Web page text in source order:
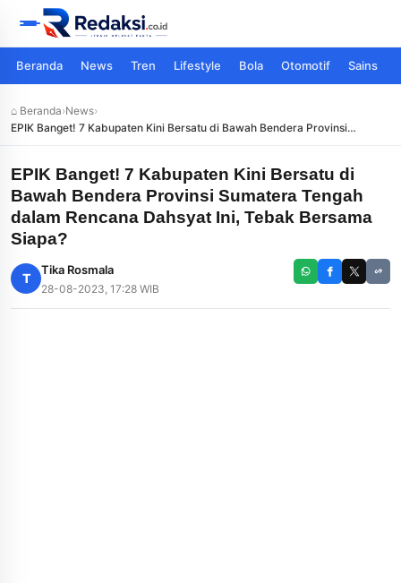
Beranda News Tren Lifestyle Bola Otomotif Sains
⌂ Beranda›News›
EPIK Banget! 7 Kabupaten Kini Bersatu di Bawah Bendera Provinsi
Sumatera Tengah dalam Rencana Dahsyat Ini, Tebak Bersama Siapa?
EPIK Banget! 7 Kabupaten Kini Bersatu di
Bawah Bendera Provinsi Sumatera Tengah
dalam Rencana Dahsyat Ini, Tebak Bersama
Siapa?
T
Tika Rosmala
28-08-2023, 17:28 WIB